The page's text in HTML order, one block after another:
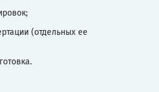
(отдельных ее